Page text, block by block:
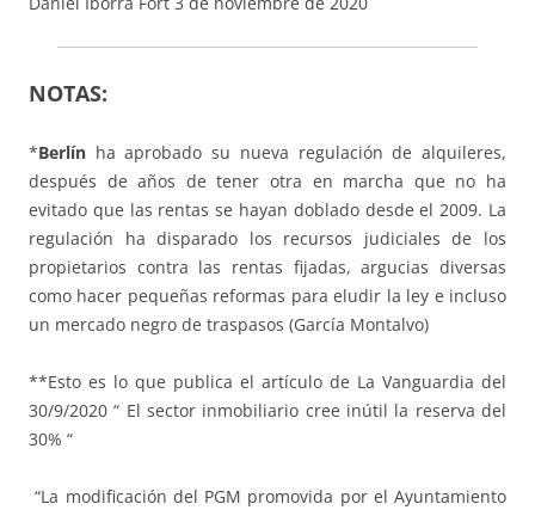
NOTAS:
*Berlín ha aprobado su nueva regulación de alquileres,
después de años de tener otra en marcha que no ha
evitado que las rentas se hayan doblado desde el 2009. La
regulación ha disparado los recursos judiciales de los
propietarios contra las rentas fijadas, argucias diversas
como hacer pequeñas reformas para eludir la ley e incluso
un mercado negro de traspasos (García Montalvo)
**Esto es lo que publica el artículo de La Vanguardia del
30/9/2020 “ El sector inmobiliario cree inútil la reserva del
30% “
“La modificación del PGM promovida por el Ayuntamiento